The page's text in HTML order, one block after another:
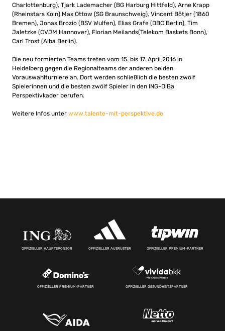
Charlottenburg), Tjark Lademacher (BG Harburg Hittfeld), Arne Krapp
(Rheinstars Köln) Max Ottow (SG Braunschweig), Vincent Bötjer (1860
Bremen), Jonas Brozio (BSV Wulfen), Elias Grafe (DBC Berlin), Tim
Jaletzke (CVJM Hannover), Florian Meilands(Telekom Baskets Bonn),
Carl Trost (Alba Berlin).
Die neu formierten Teams treten vom 15. bis 17. April 2016 in
Heidelberg gegen die Regionalteams der anderen beiden
Vorauswahlturniere an. Dort werden schließlich die besten zwölf
Spielerinnen und die besten zwölf Spieler in den ING-DiBa
Perspektivkader berufen.
Weitere Infos unter www.talente-mit-perspektive.de
OFFIZIELLER HAUPTSPONSOR OFFIZIELLER AUSRÜSTER OFFIZIELLER PREMIUM-PARTNER
OFFIZIELLER PREMIUM-PARTNER OFFIZIELLER GESUNDHEITSPARTNER